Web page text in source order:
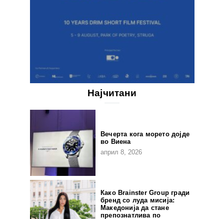
Најчитани
Вечерта кога морето дојде
во Виена
април 8, 2026
Како Brainster Group гради
бренд со луда мисија:
Македонија да стане
препознатлива по